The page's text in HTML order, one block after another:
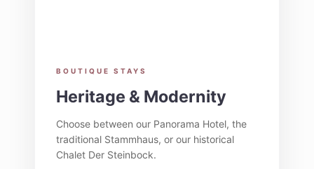
BOUTIQUE STAYS
Heritage & Modernity
Choose between our Panorama Hotel, the
traditional Stammhaus, or our historical
Chalet Der Steinbock.